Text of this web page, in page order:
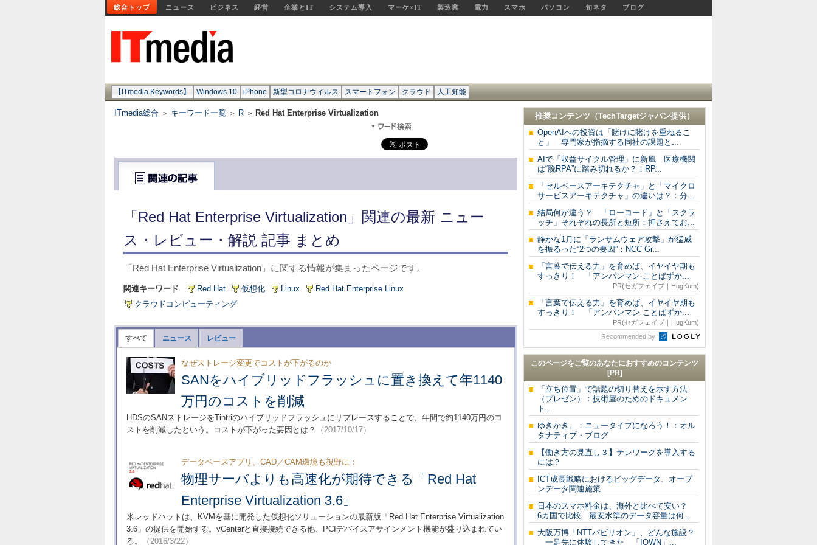
総合トップ ニュース ビジネス 経営 企業とIT システム導入 マーケ×IT 製造業 電力 スマホ パソコン 旬ネタ ブログ
【ITmedia Keywords】 Windows 10 iPhone 新型コロナウイルス スマートフォン クラウド 人工知能
ITmedia総合 > キーワード一覧 > R > Red Hat Enterprise Virtualization
「Red Hat Enterprise Virtualization」関連の最新 ニュー
ス・レビュー・解説 記事 まとめ
「Red Hat Enterprise Virtualization」に関する情報が集まったページです。
関連キーワード Red Hat 仮想化 Linux
Red Hat Enterprise Linux
クラウドコンピューティング
すべて ニュース レビュー
なぜストレージ変更でコストが下がるのか
SANをハイブリッドフラッシュに置き換えて年1140
万円のコストを削減
HDSのSANストレージをTintriのハイブリッドフラッシュにリプレースすることで、年間で約1140万円のコ
ストを削減したという。コストが下がった要因とは？
（2017/10/17）
データベースアプリ、CAD／CAM環境も視野に：
物理サーバよりも高速化が期待できる「Red Hat
Enterprise Virtualization 3.6」
米レッドハットは、KVMを基に開発した仮想化ソリューションの最新版「Red Hat Enterprise Virtualization
3.6」の提供を開始する。vCenterと直接接続できる他、PCIデバイスアサインメント機能が盛り込まれてい
る。
（2016/3/22）
推奨コンテンツ（TechTargetジャパン提供）
OpenAIへの投資は「賭けに賭けを重ねるこ
と」 専門家が指摘する同社の課題と...
AIで「収益サイクル管理」に新風 医療機関
は“脱RPA”に踏み切れるか？：RP...
「セルベースアーキテクチャ」と「マイクロ
サービスアーキテクチャ」の違いは？：分...
結局何が違う？ 「ローコード」と「スクラ
ッチ」それぞれの長所と短所：押さえてお...
静かな1月に「ランサムウェア攻撃」が猛威
を振るった“2つの要因”：NCC Gr...
「言葉で伝える力」を育めば、イヤイヤ期も
すっきり！ 「アンパンマン ことばずか...
PR(セガフェイブ｜HugKum)
「言葉で伝える力」を育めば、イヤイヤ期も
すっきり！ 「アンパンマン ことばずか...
PR(セガフェイブ｜HugKum)
Recommended by
このページをご覧のあなたにおすすめのコンテンツ
[PR]
「立ち位置」で話題の切り替えを示す方法
（プレゼン）：技術屋のためのドキュメン
ト...
ゆきかき。：ニュータイプになろう！：オル
タナティブ・ブログ
【働き方の見直し３】テレワークを導入する
には？
ICT成長戦略におけるビッグデータ、オープ
ンデータ関連施策
日本のスマホ料金は、海外と比べて安い？
6カ国で比較 最安水準のデータ容量は何...
大阪万博「NTTパビリオン」、どんな施設？
一足先に体験してきた 「IOWN」...